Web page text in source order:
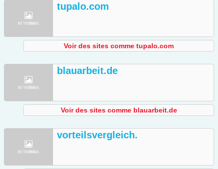
tupalo.com
Voir des sites comme tupalo.com
blauarbeit.de
Voir des sites comme blauarbeit.de
vorteilsvergleich.